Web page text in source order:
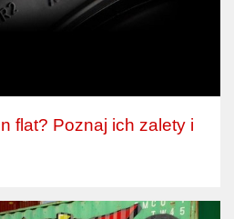
flat? Poznaj ich zalety i